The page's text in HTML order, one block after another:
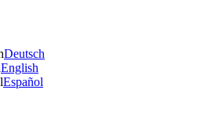
Deutsch
English
Español